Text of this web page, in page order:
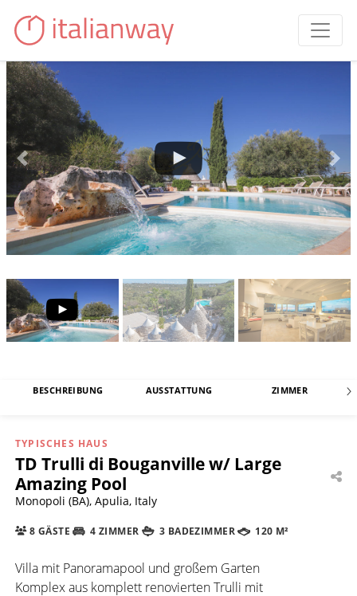
BESCHREIBUNG AUSSTATTUNG ZIMMER
TYPISCHES HAUS
TD Trulli di Bouganville w/ Large
Amazing Pool
Monopoli (BA), Apulia, Italy
8 GÄSTE 4 ZIMMER 3 BADEZIMMER 120 M²
Villa mit Panoramapool und großem Garten
Komplex aus komplett renovierten Trulli mit